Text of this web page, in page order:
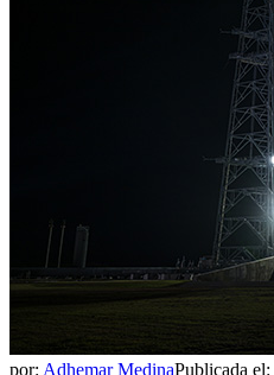
por: Adhemar MedinaPublicada el: